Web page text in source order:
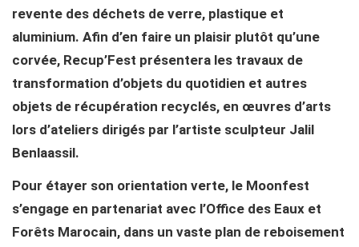
revente des déchets de verre, plastique et
aluminium. Afin d’en faire un plaisir plutôt qu’une
corvée, Recup’Fest présentera les travaux de
transformation d’objets du quotidien et autres
objets de récupération recyclés, en œuvres d’arts
lors d’ateliers dirigés par l’artiste sculpteur Jalil
Benlaassil.
Pour étayer son orientation verte, le Moonfest
s’engage en partenariat avec l’Office des Eaux et
Forêts Marocain, dans un vaste plan de reboisement